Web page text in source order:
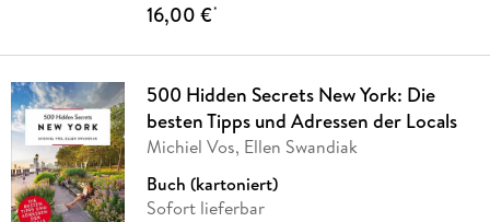
16,00 €*
500 Hidden Secrets New York: Die
besten Tipps und Adressen der Locals
Michiel Vos, Ellen Swandiak
Buch (kartoniert)
Sofort lieferbar